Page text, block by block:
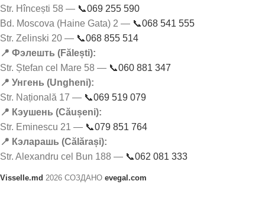
Str. Hîncești 58 — 📞069 255 590
Bd. Moscova (Haine Gata) 2 — 📞068 541 555
Str. Zelinski 20 — 📞068 855 514
📍 Фэлешть (Fălești):
Str. Ștefan cel Mare 58 — 📞060 881 347
📍 Унгень (Ungheni):
Str. Națională 17 — 📞069 519 079
📍 Кэушень (Căușeni):
Str. Eminescu 21 — 📞079 851 764
📍 Кэларашь (Călărași):
Str. Alexandru cel Bun 188 — 📞062 081 333
Visselle.md 2026 СОЗДАНО evegal.com